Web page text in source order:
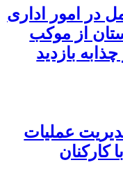
در امور اداری
از موکب
بازدید
عملیات
کارکنان